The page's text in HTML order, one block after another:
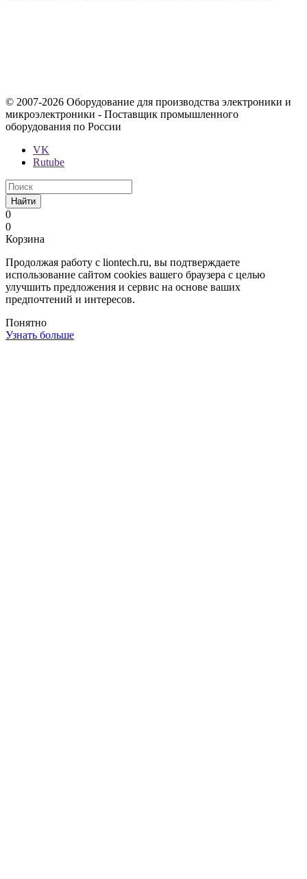
© 2007-2026 Оборудование для производства электроники и
микроэлектроники - Поставщик промышленного
оборудования по России
VK
Rutube
Найти
0
0
Корзина
Продолжая работу с liontech.ru, вы подтверждаете
использование сайтом cookies вашего браузера с целью
улучшить предложения и сервис на основе ваших
предпочтений и интересов.
Понятно
Узнать больше